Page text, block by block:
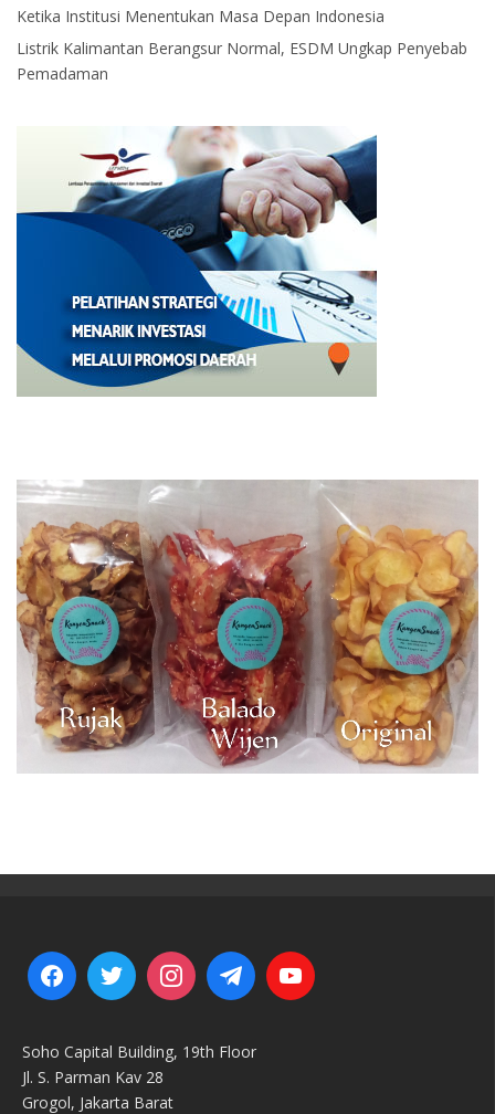
Ketika Institusi Menentukan Masa Depan Indonesia
Listrik Kalimantan Berangsur Normal, ESDM Ungkap Penyebab
Pemadaman
Soho Capital Building, 19th Floor
Jl. S. Parman Kav 28
Grogol, Jakarta Barat